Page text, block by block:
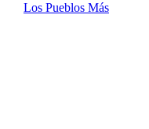
Los Pueblos Más